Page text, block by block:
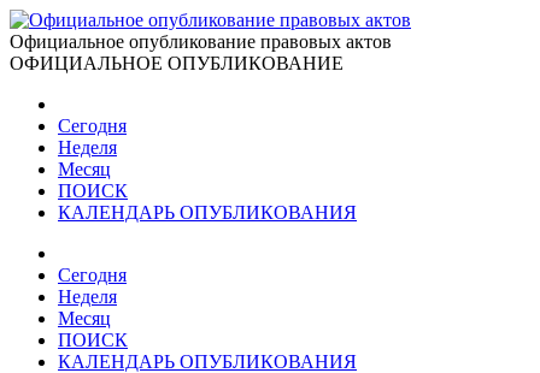
Официальное опубликование правовых актов
ОФИЦИАЛЬНОЕ ОПУБЛИКОВАНИЕ
Сегодня
Неделя
Месяц
ПОИСК
КАЛЕНДАРЬ ОПУБЛИКОВАНИЯ
Сегодня
Неделя
Месяц
ПОИСК
КАЛЕНДАРЬ ОПУБЛИКОВАНИЯ